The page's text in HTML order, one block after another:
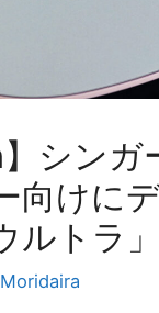
】シンガ
向けに
ルトラ
Moridaira